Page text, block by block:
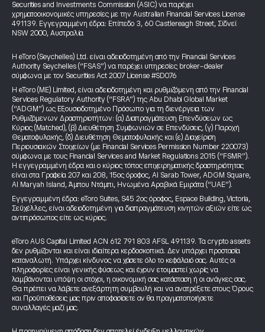
Securities and Investments Commission (ASIC) να παρέχει
χρηματοοικονομικές υπηρεσίες με την Australian Financial Services License
491139. Εγγεγραμμένη έδρα: Επίπεδο 3, 60 Castlereagh Street, Σίδνεϊ
NSW 2000, Αυστραλία
Η eToro (Seychelles) Ltd. είναι αδειοδοτημένη από την Financial Services
Authority Seychelles (“FSAS”) να παρέχει υπηρεσίες broker-dealer
σύμφωνα με τον Securities Act 2007 License #SD076
Η eToro (ME) Limited, είναι αδειοδοτημένη και ρυθμιζόμενη από την Financial
Services Regulatory Authority (“FSRA”) της Abu Dhabi Global Market
(“ADGM”) ως Εξουσιοδοτημένο Πρόσωπο για τη διενέργεια των
Ρυθμιζόμενων Δραστηριοτήτων: (α) Διαπραγμάτευση Επενδύσεων ως
Κύριος (Matched), (β) Διευθέτηση Συμφωνιών σε Επενδύσεις, (γ) Παροχή
Θεματοφυλακής, (δ) Διευθέτηση Θεματοφυλακής και (ε) Διαχείριση
Περιουσιακών Στοιχείων (με Financial Services Permission Number 220073)
σύμφωνα με τους Financial Services and Market Regulations 2015 (“FSMR”).
Η εγγεγραμμένη έδρα και ο κύριος τόπος επιχειρηματικής δραστηριότητας
είναι στα Γραφεία 207 και 208, 15ος όροφος, Al Sarab Tower, ADGM Square,
Al Maryah Island, Άμπου Ντάμπι, Ηνωμένα Αραβικά Εμιράτα (“UAE”).
Εγγεγραμμένη έδρα: eToro Suites, S45 2ος όροφος, Espace Building, Victoria,
Σεϋχέλλες, είναι αδειοδοτημένη για διαπραγμάτευση κινητών αξιών είτε ως
αντιπρόσωπος είτε ως κύριος.
eToro AUS Capital Limited ACN 612 791 803 AFSL 491139. Τα crypto assets
δεν ρυθμίζονται και είναι ιδιαίτερα κερδοσκοπικά. Δεν υπάρχει προστασία
καταναλωτή. Υπάρχει κίνδυνος να χάσετε όλο το κεφάλαιό σας. Αυτές οι
πληροφορίες είναι γενικής φύσεως και έχουν ετοιμαστεί χωρίς να
λαμβάνονται υπόψη οι στόχοι, η οικονομική σας κατάσταση ή οι ανάγκες σας.
Θα πρέπει να λάβετε ανεξάρτητη συμβουλή και να ανατρέξετε στους Όρους
και Προϋποθέσεις μας πριν αποφασίσετε αν θα πραγματοποιήσετε
συναλλαγές μαζί μας.